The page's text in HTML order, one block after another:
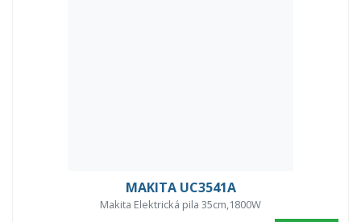
MAKITA UC3541A
Makita Elektrická pila 35cm,1800W